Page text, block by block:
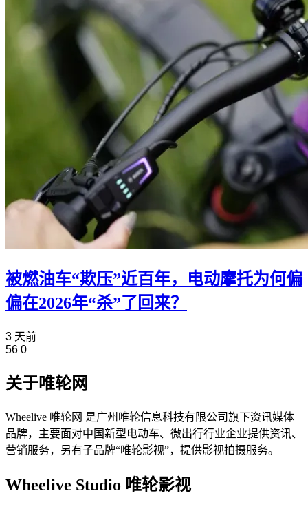
被燃油车“欺压”近百年，电动摩托为何偏
偏在2026年“杀”了回来？
3 天前
56 0
关于唯轮网
Wheelive 唯轮网 是广州唯轮信息科技有限公司旗下资讯媒体
品牌，主要面对中国新型电动车、微出行行业企业提供资讯、
营销服务，另有子品牌“唯轮影视”，提供影视拍摄服务。
Wheelive Studio 唯轮影视